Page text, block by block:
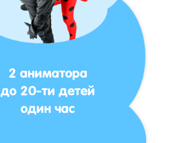
2 аниматора
до 20-ти детей
один час